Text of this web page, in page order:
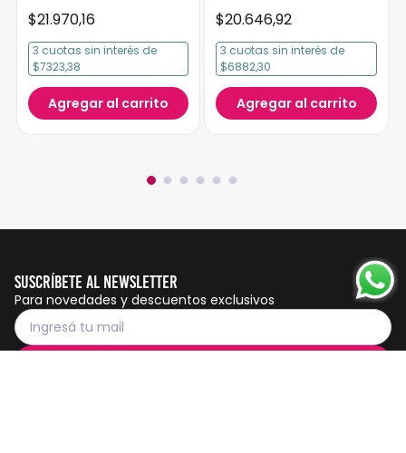
$21.970,16
3 cuotas sin interés de
$7323,38
Agregar al carrito
$20.646,92
3 cuotas sin interés de
$6882,30
Agregar al carrito
Suscríbete al Newsletter
Para novedades y descuentos exclusivos